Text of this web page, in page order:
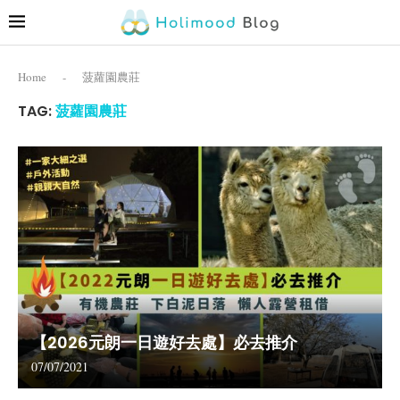
Home - 菠蘿園農莊
TAG:菠蘿園農莊
【2026元朗一日遊好去處】必去推介
07/07/2021